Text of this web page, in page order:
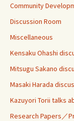
Community
Discussion Room
Miscellaneous
Kensaku Ohashi
Mitsugu Sakano
Masaki Harada
Kazuyori Torii talks
Research Papers／